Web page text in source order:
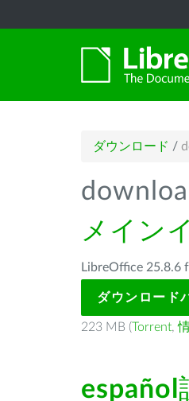
ダウンロード /
メイン
LibreOffice 25.8.6
ダウンロード
223 MB (Torrent,
español